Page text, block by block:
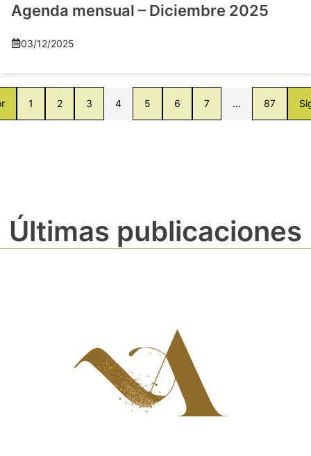
Agenda mensual – Diciembre 2025
03/12/2025
1 2 3 4 5 6 7 … 87
Últimas publicaciones